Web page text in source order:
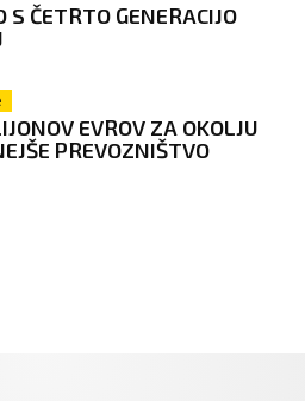
S ČETRTO GENERACIJO
EVROV ZA OKOLJU
PREVOZNIŠTVO